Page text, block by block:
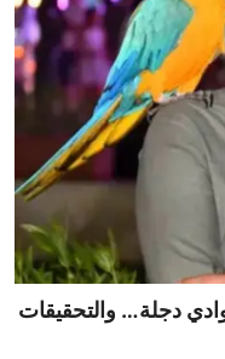
دجلة… والتحقيقات